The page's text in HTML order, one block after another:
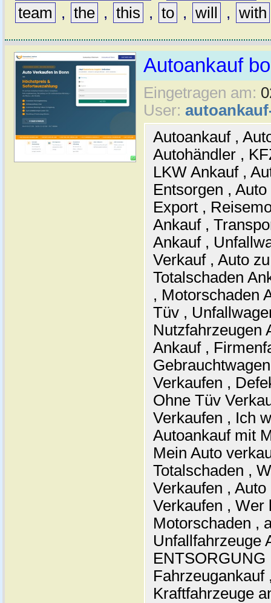
team
, the , this , to , will , with
Autoankauf
Eingetragen am:
User:
Autoankauf ,
Autohändler ,
LKW Ankauf ,
Entsorgen ,
Export ,
Ankauf ,
Ankauf ,
Verkauf , Auto
Totalschaden
, Motorschaden
Tüv ,
Nutzfahrzeugen
Ankauf ,
Verkaufen ,
Ohne Tüv
Verkaufen , Ich
Autoankauf mit
Mein Auto
Totalschaden ,
Verkaufen ,
Verkaufen , Wer
Motorschaden ,
Unfallfahrzeuge
ENTSORGUNG
Fahrzeugankauf
Kraftfahrzeuge